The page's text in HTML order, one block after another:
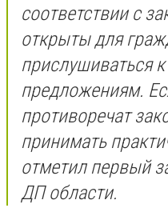
соответствии с
открыты для
прислушиваться
предложениям.
противоречат
принимать
отметил первый
ДП области.